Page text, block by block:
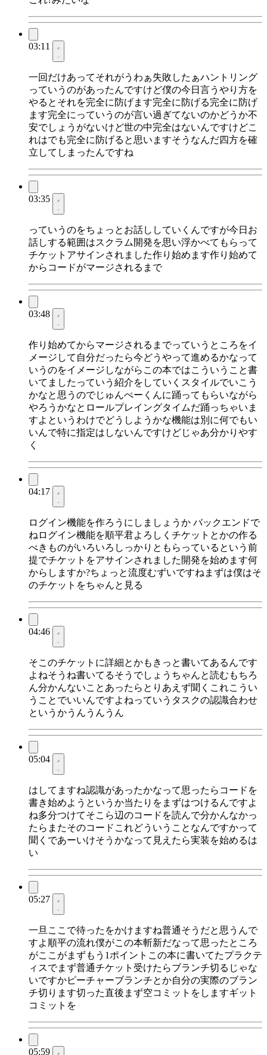
03:11
一回だけあってそれがうわぁ失敗したぁハントリング
っていうのがあったんですけど僕の今日言うやり方を
やるとそれを完全に防げます完全に防げる完全に防げ
ます完全にっていうのが言い過ぎてないのかどうか不
安でしょうがないけど世の中完全はないんですけどこ
れはでも完全に防げると思いますそうなんだ四方を確
立してしまったんですね
03:35
っていうのをちょっとお話ししていくんですが今日お
話しする範囲はスクラム開発を思い浮かべてもらって
チケットアサインされました作り始めます作り始めて
からコードがマージされるまで
03:48
作り始めてからマージされるまでっていうところをイ
メージして自分だったら今どうやって進めるかなって
いうのをイメージしながらこの本ではこういうこと書
いてましたっていう紹介をしていくスタイルでいこう
かなと思うのでじゅんぺーくんに踊ってもらいながら
やろうかなとロールプレイングタイムだ踊っちゃいま
すよというわけでどうしようかな機能は別に何でもい
いんで特に指定はしないんですけどじゃあ分かりやす
く
04:17
ログイン機能を作ろうにしましょうか バックエンドで
ねログイン機能を順平君よろしくチケットとかの作る
べきものがいろいろしっかりともらっているという前
提でチケットをアサインされました開発を始めます何
からしますか?ちょっと流度むずいですねまずは僕はそ
のチケットをちゃんと見る
04:46
そこのチケットに詳細とかもきっと書いてあるんです
よねそうね書いてるそうでしょうちゃんと読むもちろ
ん分かんないことあったらとりあえず聞くこれこうい
うことでいいんですよねっていうタスクの認識合わせ
というかうんうんうん
05:04
はしてますね認識があったかなって思ったらコードを
書き始めようというか当たりをまずはつけるんですよ
ね多分つけてそこら辺のコードを読んで分かんなかっ
たらまたそのコードこれどういうことなんですかって
聞くであーいけそうかなって見えたら実装を始めるは
い
05:27
一旦ここで待ったをかけますね普通そうだと思うんで
すよ順平の流れ僕がこの本斬新だなって思ったところ
がここがまずもう1ポイントこの本に書いてたプラクテ
ィスでまず普通チケット受けたらブランチ切るじゃな
いですかピーチャーブランチとか自分の実際のブラン
チ切ります切った直後まず空コミットをしますギット
コミットを
05:59